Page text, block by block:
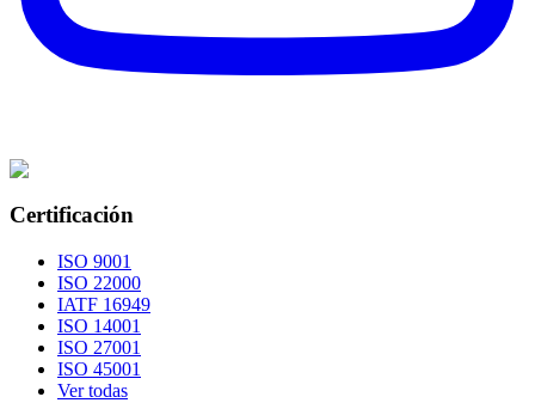
Certificación
ISO 9001
ISO 22000
IATF 16949
ISO 14001
ISO 27001
ISO 45001
Ver todas